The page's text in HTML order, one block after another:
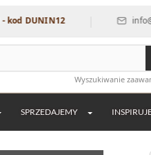
|
Wyszukiwanie
SPRZEDAJEMY